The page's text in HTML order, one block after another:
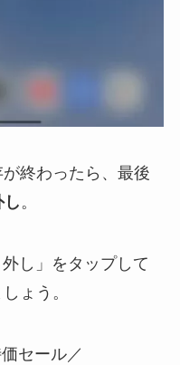
終わったら、最後
。
し」をタップして
ょう。
セール／